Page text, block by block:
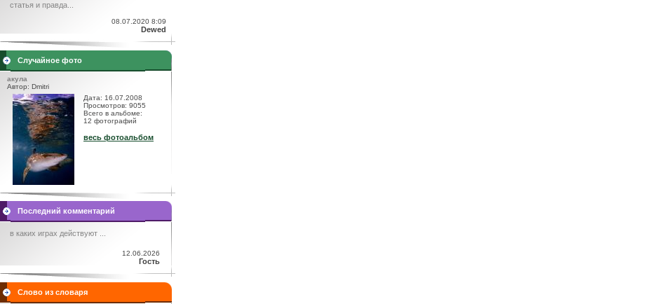
статья и правда...
08.07.2020 8:09
Dewed
Случайное фото
акула
Автор: Dmitri
Дата: 16.07.2008
Просмотров: 9055
Всего в альбоме:
12 фотографий
весь фотоальбом
Последний комментарий
в каких играх действуют ...
12.06.2026
Гость
Слово из словаря